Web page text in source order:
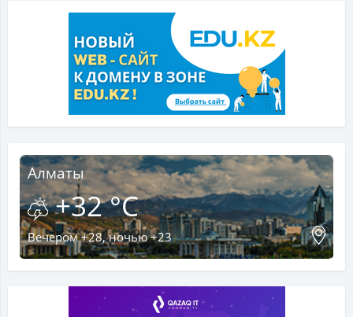
Алматы
+32 °C
Вечером +28, ночью +23